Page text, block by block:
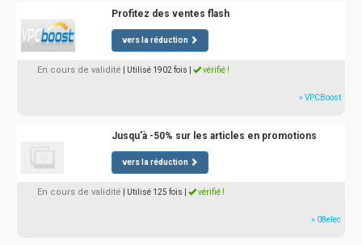
Profitez des ventes flash
vers la réduction
En cours de validité | Utilisé 1902 fois vérifié !
» VPCBoost
Jusqu'à -50% sur les articles en promotions
vers la réduction
En cours de validité | Utilisé 125 fois vérifié !
» 08elec